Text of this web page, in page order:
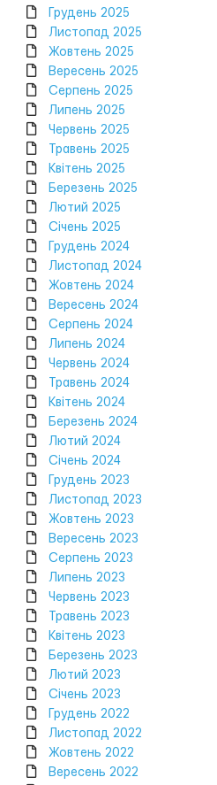
Грудень 2025
Листопад 2025
Жовтень 2025
Вересень 2025
Серпень 2025
Липень 2025
Червень 2025
Травень 2025
Квітень 2025
Березень 2025
Лютий 2025
Січень 2025
Грудень 2024
Листопад 2024
Жовтень 2024
Вересень 2024
Серпень 2024
Липень 2024
Червень 2024
Травень 2024
Квітень 2024
Березень 2024
Лютий 2024
Січень 2024
Грудень 2023
Листопад 2023
Жовтень 2023
Вересень 2023
Серпень 2023
Липень 2023
Червень 2023
Травень 2023
Квітень 2023
Березень 2023
Лютий 2023
Січень 2023
Грудень 2022
Листопад 2022
Жовтень 2022
Вересень 2022